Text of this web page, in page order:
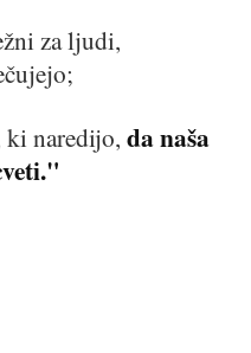
za ljudi,
naredijo, da naša